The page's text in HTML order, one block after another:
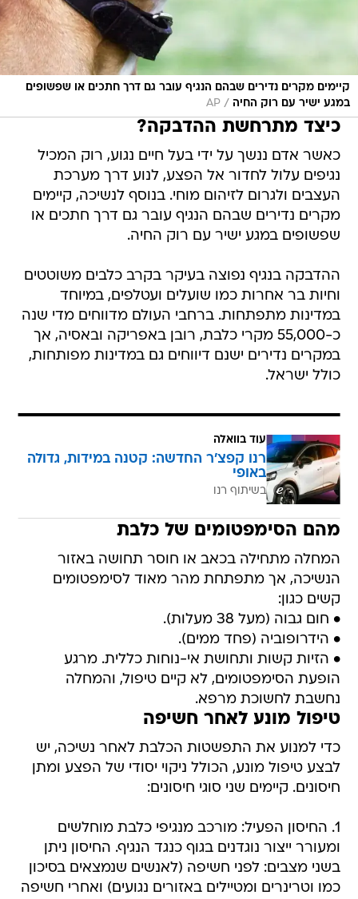
קיימים מקרים נדירים שבהם הנגיף עובר גם דרך חתכים או שפשופים
במגע ישיר עם רוק החיה /
AP
כיצד מתרחשת ההדבקה?
כאשר אדם ננשך על ידי בעל חיים נגוע, רוק המכיל
נגיפים עלול לחדור אל הפצע, לנוע דרך מערכת
העצבים ולגרום לזיהום מוחי. בנוסף לנשיכה, קיימים
מקרים נדירים שבהם הנגיף עובר גם דרך חתכים או
שפשופים במגע ישיר עם רוק החיה.
ההדבקה בנגיף נפוצה בעיקר בקרב כלבים משוטטים
וחיות בר אחרות כמו שועלים ועטלפים, במיוחד
במדינות מתפתחות. ברחבי העולם מדווחים מדי שנה
כ-55,000 מקרי כלבת, רובן באפריקה ובאסיה, אך
במקרים נדירים ישנם דיווחים גם במדינות מפותחות,
כולל ישראל.
עוד בוואלה
רנו קפצ'ר החדשה: קטנה במידות, גדולה
באופי
בשיתוף רנו
מהם הסימפטומים של כלבת
המחלה מתחילה בכאב או חוסר תחושה באזור
הנשיכה, אך מתפתחת מהר מאוד לסימפטומים
קשים כגון:
• חום גבוה (מעל 38 מעלות).
• הידרופוביה (פחד ממים).
• הזיות קשות ותחושת אי-נוחות כללית. מרגע
הופעת הסימפטומים, לא קיים טיפול, והמחלה
נחשבת לחשוכת מרפא.
טיפול מונע לאחר חשיפה
כדי למנוע את התפשטות הכלבת לאחר נשיכה, יש
לבצע טיפול מונע, הכולל ניקוי יסודי של הפצע ומתן
חיסונים. קיימים שני סוגי חיסונים:
1. החיסון הפעיל: מורכב מנגיפי כלבת מוחלשים
ומעורר ייצור נוגדנים בגוף כנגד הנגיף. החיסון ניתן
בשני מצבים: לפני חשיפה (לאנשים שנמצאים בסיכון
כמו וטרינרים ומטיילים באזורים נגועים) ואחרי חשיפה